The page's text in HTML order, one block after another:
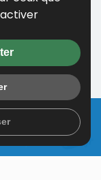
person
ESPACE